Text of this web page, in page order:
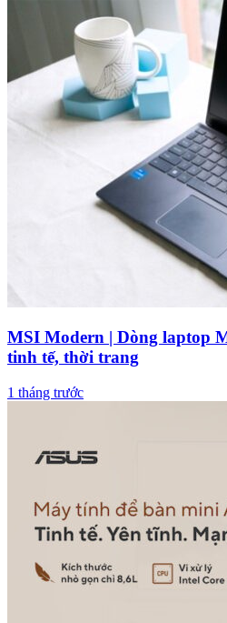
MSI Modern | Dòng laptop
tinh tế, thời trang
1 tháng trước